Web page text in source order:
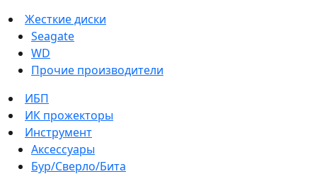
Жесткие диски
Seagate
WD
Прочие производители
ИБП
ИК прожекторы
Инструмент
Аксессуары
Бур/Сверло/Бита